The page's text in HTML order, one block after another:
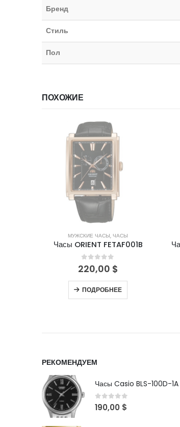
Бренд
Стиль
Пол
ПОХОЖИЕ
НЕТ В НАЛИЧИИ
МУЖСКИЕ ЧАСЫ, ЧАСЫ
Часы ORIENT FETAF001B
0out of 5
220,00 $
ПОДРОБНЕЕ
РЕКОМЕНДУЕМ
Часы Casio BLS-100D-1A
0out of 5
190,00 $